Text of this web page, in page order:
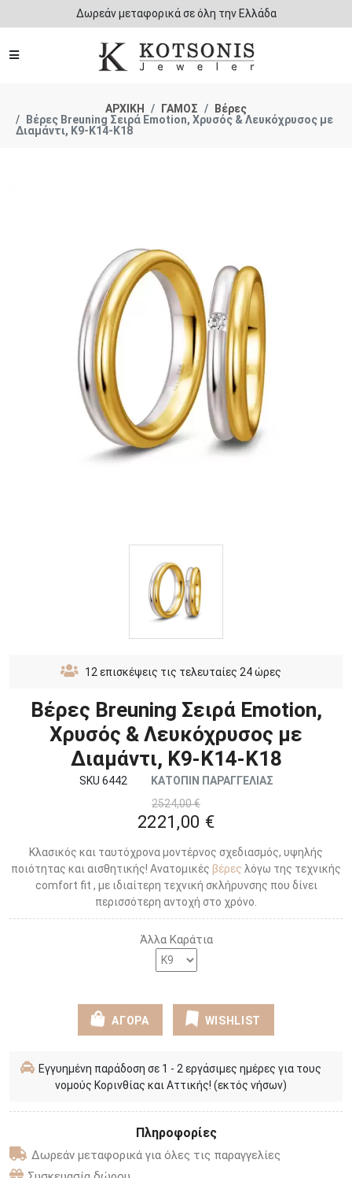
Δωρεάν μεταφορικά σε όλη την Ελλάδα
ΑΡΧΙΚΗ ΓΑΜΟΣ
Βέρες
Βέρες Breuning Σειρά Emotion, Χρυσός & Λευκόχρυσος με
Διαμάντι, K9-Κ14-Κ18
12 επισκέψεις τις τελευταίες 24 ώρες
Βέρες Breuning Σειρά Emotion,
Χρυσός & Λευκόχρυσος με
Διαμάντι, K9-Κ14-Κ18
SKU 6442
ΚΑΤΟΠΙΝ ΠΑΡΑΓΓΕΛΙΑΣ
2524,00 €
2221,00 €
Κλασικός και ταυτόχρονα μοντέρνος σχεδιασμός, υψηλής
ποιότητας και αισθητικής! Ανατομικές βέρες λόγω της τεχνικής
comfort fit , με ιδιαίτερη τεχνική σκλήρυνσης που δίνει
περισσότερη αντοχή στο χρόνο.
Άλλα Καράτια
ΑΓΟΡΑ WISHLIST
Εγγυημένη παράδοση σε 1 - 2 εργάσιμες ημέρες για τους
νομούς Κορινθίας και Αττικής! (εκτός νήσων)
Πληροφορίες
Δωρεάν μεταφορικά για όλες τις παραγγελίες